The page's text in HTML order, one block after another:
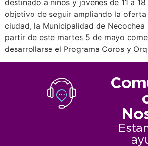
destinado a niños y jóvenes de 11 a
objetivo de seguir ampliando la oferta
ciudad, la Municipalidad de Necochea
partir de este martes 5 de mayo
desarrollarse el Programa Coros y